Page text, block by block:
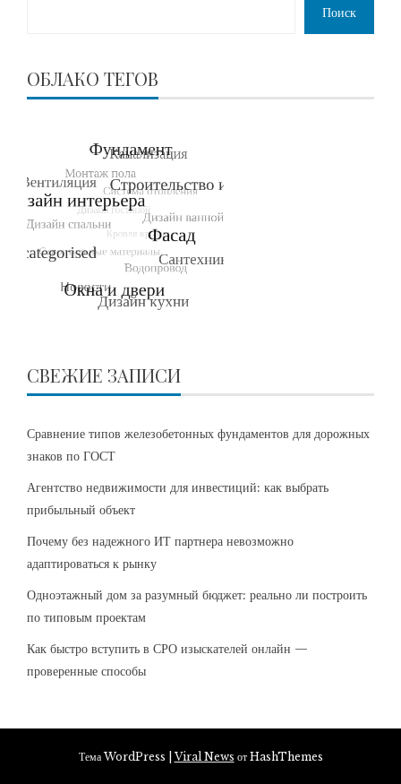
Поиск
ОБЛАКО ТЕГОВ
СВЕЖИЕ ЗАПИСИ
Сравнение типов железобетонных фундаментов для дорожных
знаков по ГОСТ
Агентство недвижимости для инвестиций: как выбрать
прибыльный объект
Почему без надежного ИТ партнера невозможно
адаптироваться к рынку
Одноэтажный дом за разумный бюджет: реально ли построить
по типовым проектам
Как быстро вступить в СРО изыскателей онлайн —
проверенные способы
Тема WordPress |Viral News от HashThemes